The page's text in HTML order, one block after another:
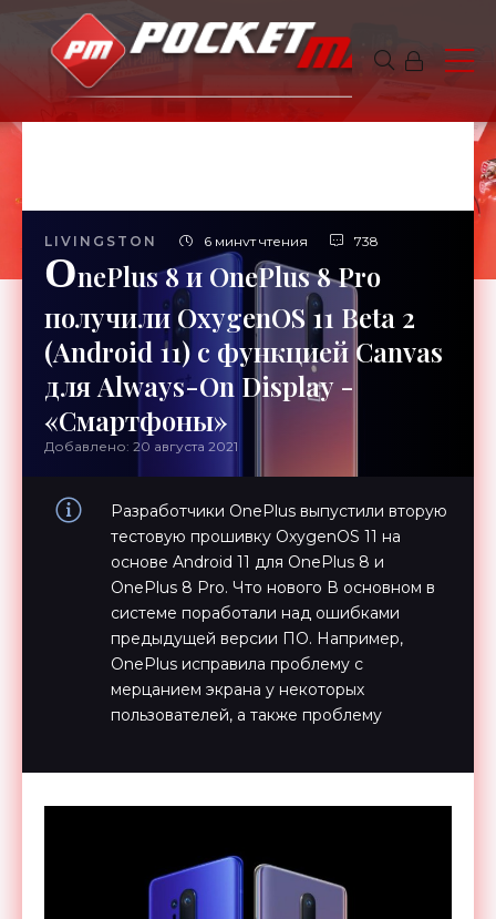
LIVINGSTON 6 минут чтения 738
OnePlus 8 и OnePlus 8 Pro
получили OxygenOS 11 Beta 2
(Android 11) с функцией Canvas
для Always-On Display -
«Смартфоны»
Добавлено: 20 августа 2021
Разработчики OnePlus выпустили вторую
тестовую прошивку OxygenOS 11 на
основе Android 11 для OnePlus 8 и
OnePlus 8 Pro. Что нового В основном в
системе поработали над ошибками
предыдущей версии ПО. Например,
OnePlus исправила проблему с
мерцанием экрана у некоторых
пользователей, а также проблему